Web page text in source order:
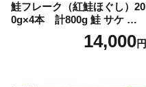
鮭フレーク（紅鮭ほぐし）20
0g×4本 計800g 鮭 サケ 鮭
ほぐし サケフレーク シャケ
フレーク 鮭フレーク14,000円